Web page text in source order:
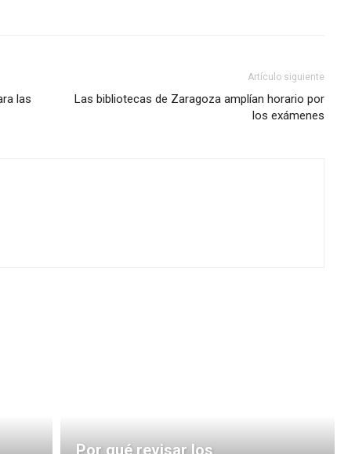
las
Artículo siguiente
Las bibliotecas de Zaragoza amplían horario por
los exámenes